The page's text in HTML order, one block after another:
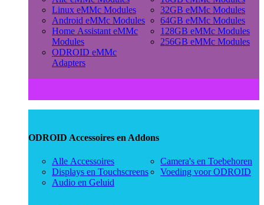
Linux eMMc Modules
Android eMMc Modules
Home Assistant eMMc
Modules
ODROID eMMc
Adapters
32GB eMMc Modules
64GB eMMc Modules
128GB eMMc Modules
256GB eMMc Modules
ODROID Accessoires en Addons
Alle Accessoires
Displays en Touchscreens
Audio en Geluid
Camera's en Toebehoren
Voeding voor ODROID